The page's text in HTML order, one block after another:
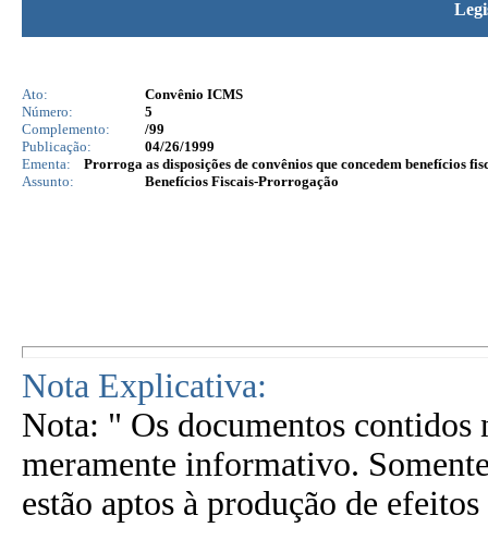
Ato:
Convênio ICMS
Número:
5
Complemento:
/99
Publicação:
04/26/1999
Ementa:
Prorroga as disposições de convênios que concedem benefícios
Assunto:
Benefícios Fiscais-Prorrogação
Nota Explicativa:
Nota: " Os documentos contidos
meramente informativo.
estão aptos à produção de